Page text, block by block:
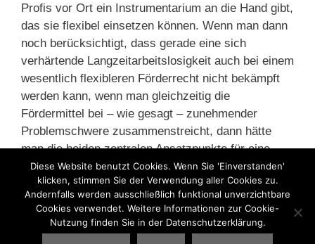
Profis vor Ort ein Instrumentarium an die Hand gibt,
das sie flexibel einsetzen können. Wenn man dann
noch berücksichtigt, dass gerade eine sich
verhärtende Langzeitarbeitslosigkeit auch bei einem
wesentlich flexibleren Förderrecht nicht bekämpft
werden kann, wenn man gleichzeitig die
Fördermittel bei – wie gesagt – zunehmender
Problemschwere zusammenstreicht, dann hätte
man die beiden zentralen Ansatzpunkte für eine
echte Reform, die ihren Namen verdienen würde.
Kategorien
Arbeitsmarktpolitik,Hartz IV,Jobcenter ,
Kinderarmut,Langzeitarbeitslose,Sozialpolitik
Diese Website benutzt Cookies. Wenn Sie 'Einverstanden'
klicken, stimmen Sie der Verwendung aller Cookies zu.
Andernfalls werden ausschließlich funktional unverzichtbare
Cookies verwendet. Weitere Informationen zur Cookie-
Nutzung finden Sie in der Datenschutzerklärung.